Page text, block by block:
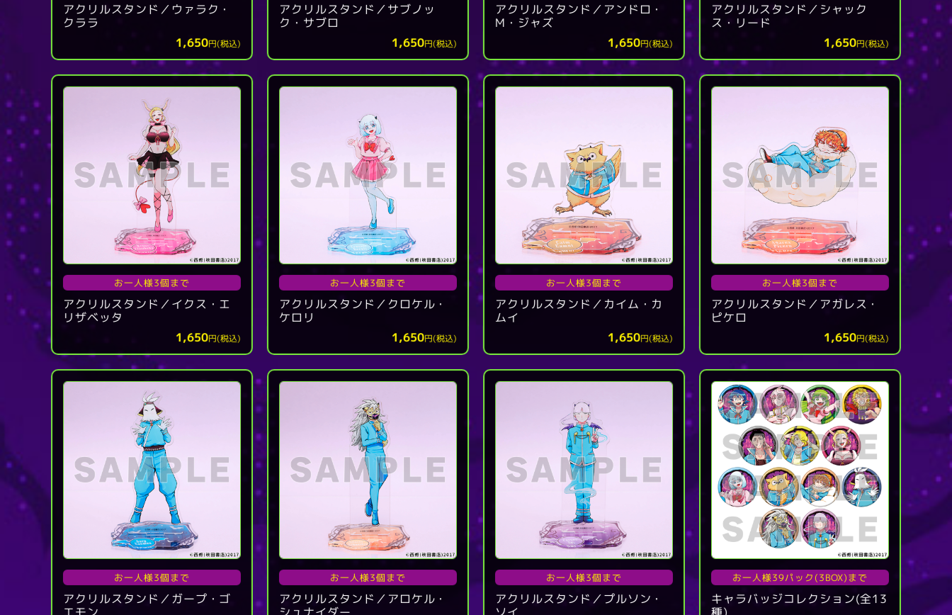
アクリルスタンド／ウァラク・
クララ
1,650円(税込)
アクリルスタンド／サブノッ
ク・サブロ
1,650円(税込)
アクリルスタンド／アンドロ・
M・ジャズ
1,650円(税込)
アクリルスタンド／シャック
ス・リード
1,650円(税込)
お一人様3個まで
アクリルスタンド／イクス・エ
リザベッタ
1,650円(税込)
お一人様3個まで
アクリルスタンド／クロケル・
ケロリ
1,650円(税込)
お一人様3個まで
アクリルスタンド／カイム・カ
ムイ
1,650円(税込)
お一人様3個まで
アクリルスタンド／アガレス・
ピケロ
1,650円(税込)
お一人様3個まで
アクリルスタンド／ガープ・ゴ
お一人様3個まで
アクリルスタンド／アロケル・
お一人様3個まで
アクリルスタンド／プルソン・
お一人様39パック(3BOX)まで
キャラバッジコレクション(全13